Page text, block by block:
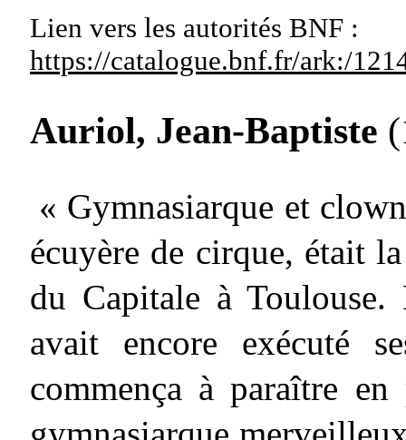
Lien vers les autorités BNF :
https://catalogue.bnf.fr/ark:/
Auriol, Jean-Baptiste
« Gymnasiarque et
écuyère de cirque, était
du Capitale à
avait encore exécuté
commença à paraître